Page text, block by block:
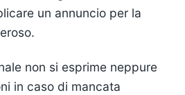
un annuncio per la
non si esprime neppure
in caso di mancata